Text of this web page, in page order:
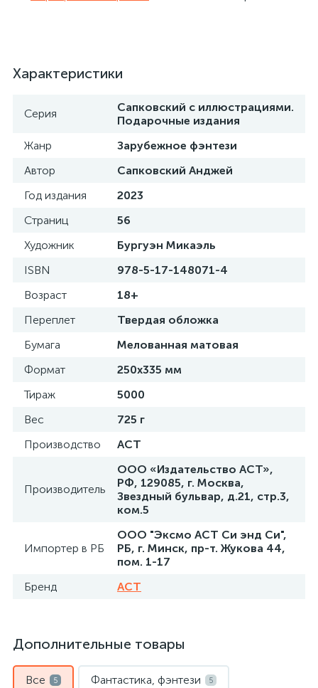
Характеристики
Серия
Сапковский с иллюстрациями.
Подарочные издания
Жанр
Зарубежное фэнтези
Автор
Сапковский Анджей
Год издания
2023
Страниц
56
Художник
Бургуэн Микаэль
ISBN
978-5-17-148071-4
Возраст
18+
Переплет
Твердая обложка
Бумага
Мелованная матовая
Формат
250х335 мм
Тираж
5000
Вес
725 г
Производство
АСТ
Производитель
ООО «Издательство АСТ»,
РФ, 129085, г. Москва,
Звездный бульвар, д.21, стр.3,
ком.5
Импортер в РБ
ООО "Эксмо АСТ Си энд Си",
РБ, г. Минск, пр-т. Жукова 44,
пом. 1-17
Бренд
АСТ
Дополнительные товары
Все 5 Фантастика, фэнтези 5